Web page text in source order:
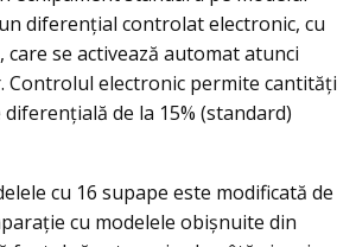
un diferențial controlat electronic, cu
care se activează automat atunci
Controlul electronic permite cantități
de la 15% (standard)
cu 16 supape este modificată de
cu modelele obişnuite din